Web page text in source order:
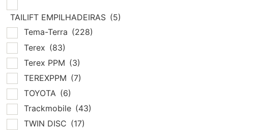
TAILIFT EMPILHADEIRAS (5)
Tema-Terra (228)
Terex (83)
Terex PPM (3)
TEREXPPM (7)
TOYOTA (6)
Trackmobile (43)
TWIN DISC (17)